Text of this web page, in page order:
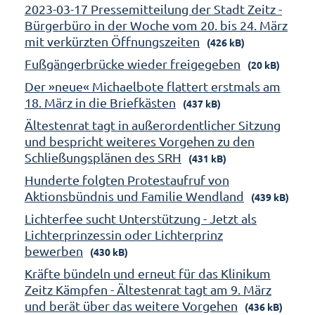
2023-03-17 Pressemitteilung der Stadt Zeitz -
Bürgerbüro in der Woche vom 20. bis 24. März
mit verkürzten Öffnungszeiten
(426 kB)
Fußgängerbrücke wieder freigegeben (20 kB)
Der »neue« Michaelbote flattert erstmals am
18. März in die Briefkästen
(437 kB)
Ältestenrat tagt in außerordentlicher Sitzung
und bespricht weiteres Vorgehen zu den
Schließungsplänen des SRH
(431 kB)
Hunderte folgten Protestaufruf von
Aktionsbündnis und Familie Wendland
(439 kB)
Lichterfee sucht Unterstützung - Jetzt als
Lichterprinzessin oder Lichterprinz
bewerben
(430 kB)
Kräfte bündeln und erneut für das Klinikum
Zeitz Kämpfen - Ältestenrat tagt am 9. März
und berät über das weitere Vorgehen
(436 kB)